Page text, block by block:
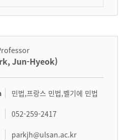
Jun-Hyeok)
민법,프랑스 민법,벨기에 민법
052-259-2417
parkjh@ulsan.ac.kr